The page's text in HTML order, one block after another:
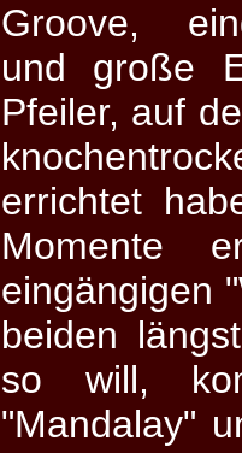
Groove,
und große
Pfeiler, auf
errichtet
Momente
eingängigen
beiden
so will,
"Mandalay"